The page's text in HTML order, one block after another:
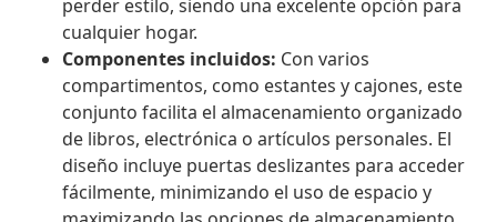
perder estilo, siendo una excelente opción para
cualquier hogar.
Componentes incluidos: Con varios
compartimentos, como estantes y cajones, este
conjunto facilita el almacenamiento organizado
de libros, electrónica o artículos personales. El
diseño incluye puertas deslizantes para acceder
fácilmente, minimizando el uso de espacio y